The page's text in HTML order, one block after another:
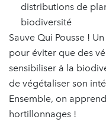
distributions de
biodiversité
Sauve Qui Pousse !
pour éviter que des
sensibiliser à la
de végétaliser son
Ensemble, on
hortillonnages !